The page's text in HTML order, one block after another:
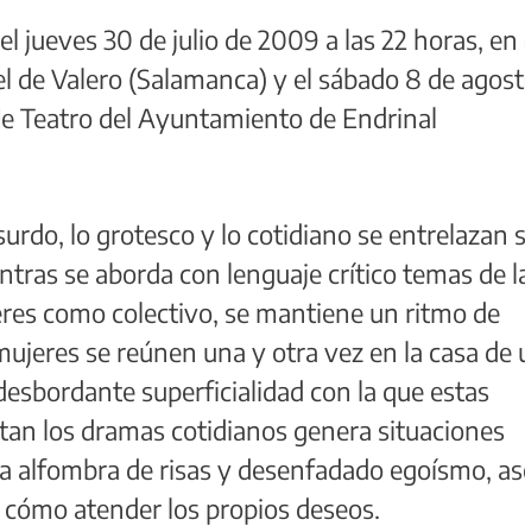
jueves 30 de julio de 2009 a las 22 horas, en
de Valero (Salamanca) y el sábado 8 de
Teatro del Ayuntamiento de Endrinal
lo grotesco y lo cotidiano se entrelazan
se aborda con lenguaje crítico temas de
como colectivo, se mantiene un ritmo de
se reúnen una y otra vez en la casa de
superficialidad con la que estas
los dramas cotidianos genera situaciones
alfombra de risas y desenfadado egoísmo,
atender los propios deseos.